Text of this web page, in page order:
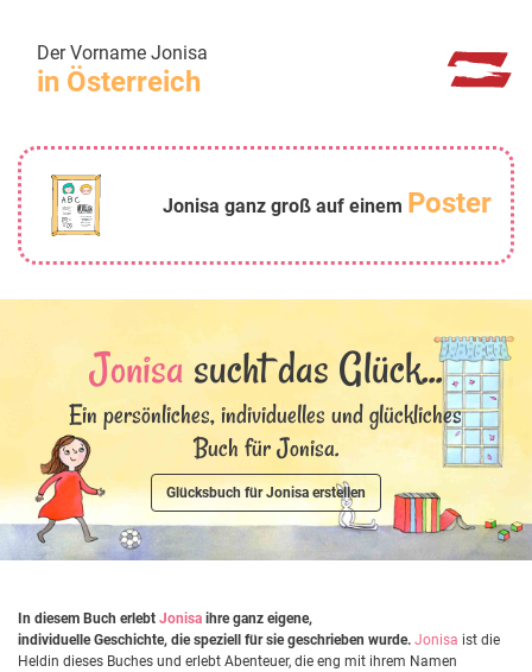
Der Vorname Jonisa
in Österreich
Jonisa ganz groß auf einem Poster
Jonisa sucht das Glück...
Ein persönliches, individuelles und glückliches
Buch für Jonisa.
Glücksbuch für Jonisa erstellen
In diesem Buch erlebt Jonisa ihre ganz eigene,
individuelle Geschichte, die speziell für sie geschrieben wurde. Jonisa ist die
Heldin dieses Buches und erlebt Abenteuer, die eng mit ihrem Namen